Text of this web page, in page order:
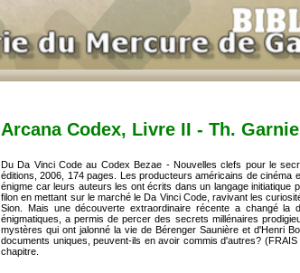
Arcana Codex, Livre II - Th.
Du Da Vinci Code au Codex Bezae - Nouvelles clefs pour le
éditions, 2006, 174 pages. Les producteurs américains de
énigme car leurs auteurs les ont écrits dans un langage
filon en mettant sur le marché le Da Vinci Code, ravivant les
Sion. Mais une découverte extraordinaire récente a changé la
énigmatiques, a permis de percer des secrets millénaires
mystères qui ont jalonné la vie de Bérenger Saunière et d'Henri
documents uniques, peuvent-ils en avoir commis d'autres?
chapitre.